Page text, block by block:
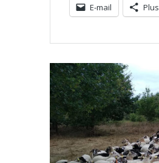
E-mail Plus